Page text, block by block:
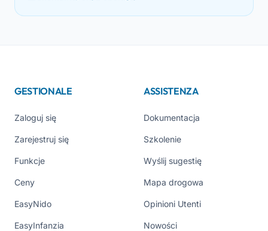
GESTIONALE
Zaloguj się
Zarejestruj się
Funkcje
Ceny
EasyNido
EasyInfanzia
ASSISTENZA
Dokumentacja
Szkolenie
Wyślij sugestię
Mapa drogowa
Opinioni Utenti
Nowości